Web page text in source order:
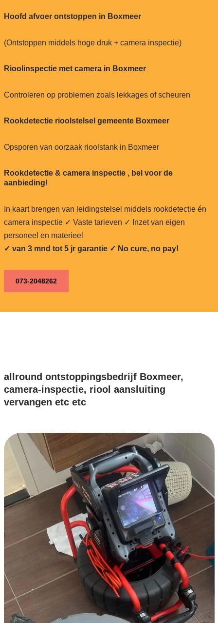
Hoofd afvoer ontstoppen in Boxmeer
(Ontstoppen middels hoge druk + camera inspectie)
Rioolinspectie met camera in Boxmeer
Controleren op problemen zoals lekkages of scheuren
Rookdetectie rioolstelsel gemeente Boxmeer
Opsporen van oorzaak rioolstank in Boxmeer
Rookdetectie & camera inspectie , bel voor de
aanbieding!
In kaart brengen van leidingstelsel middels rookdetectie én
camera inspectie ✓ Vaste tarieven ✓ Inzet van eigen
personeel en materieel
✓ van 3 mnd tot 5 jr garantie ✓ No cure, no pay!
073-2048262
allround ontstoppingsbedrijf Boxmeer,
camera-inspectie, riool aansluiting
vervangen etc etc